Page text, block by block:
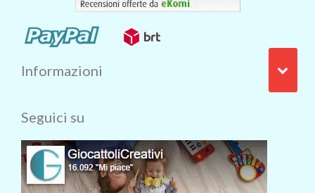
Informazioni
Seguici su